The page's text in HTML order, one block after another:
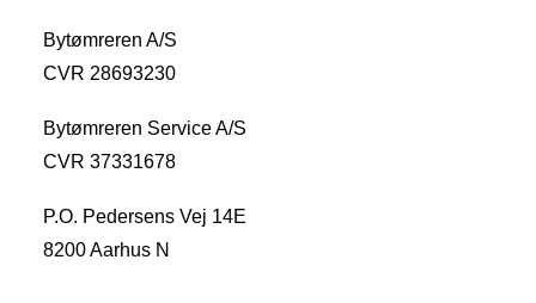
Bytømreren A/S
CVR 28693230
Bytømreren Service A/S
CVR 37331678
P.O. Pedersens Vej 14E
8200 Aarhus N